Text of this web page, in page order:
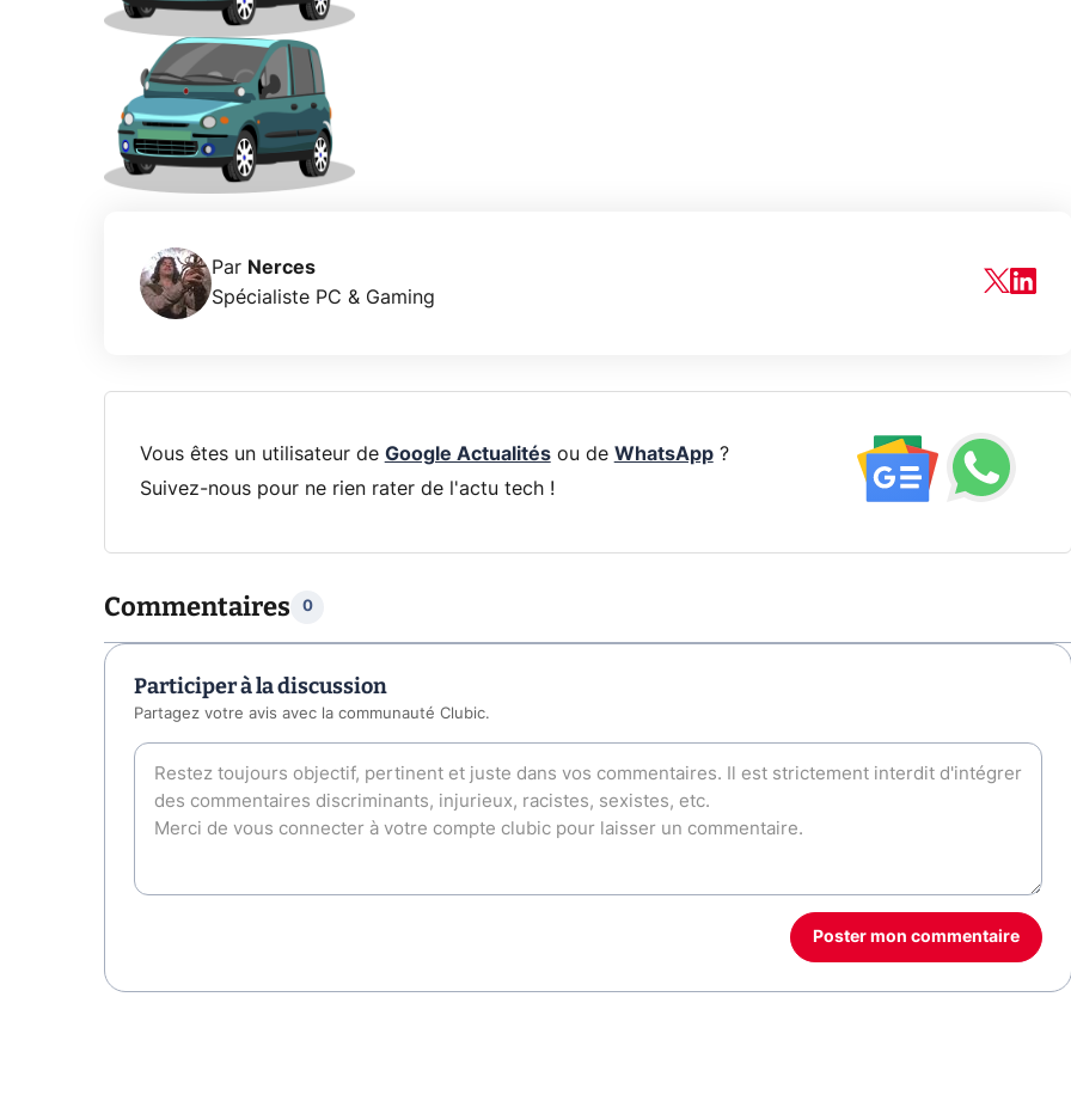
Par Nerces
Spécialiste PC & Gaming
Vous êtes un utilisateur de Google Actualitésou de WhatsApp?
Suivez-nous pour ne rien rater de l'actu tech !
Commentaires 0
Participer à la discussion
Partagez votre avis avec la communauté Clubic.
Poster mon commentaire